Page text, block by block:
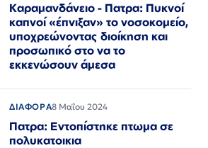
Καραμανδάνειο - Πατρα: Πυκνοί
καπνοί «έπνιξαν» το νοσοκομείο,
υποχρεώνοντας διοίκηση και
προσωπικό στο να το
εκκενώσουν άμεσα
ΔΙΑΦΟΡΑ8 Μαΐου 2024
Πατρα: Εντοπίστηκε πτωμα σε
πολυκατοικια